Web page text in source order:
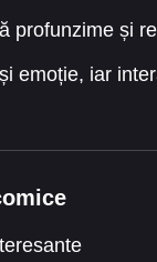
profunzime și
emoție, iar